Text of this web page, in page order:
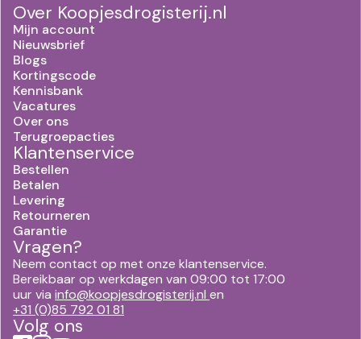
Over Koopjesdrogisterij.nl
Mijn account
Nieuwsbrief
Blogs
Kortingscode
Kennisbank
Vacatures
Over ons
Terugroepacties
Klantenservice
Bestellen
Betalen
Levering
Retourneren
Garantie
Vragen?
Neem contact op met onze klantenservice.
Bereikbaar op werkdagen van 09:00 tot 17:00
uur via info@koopjesdrogisterij.nl en
+31 (0)85 792 01 81
Volg ons